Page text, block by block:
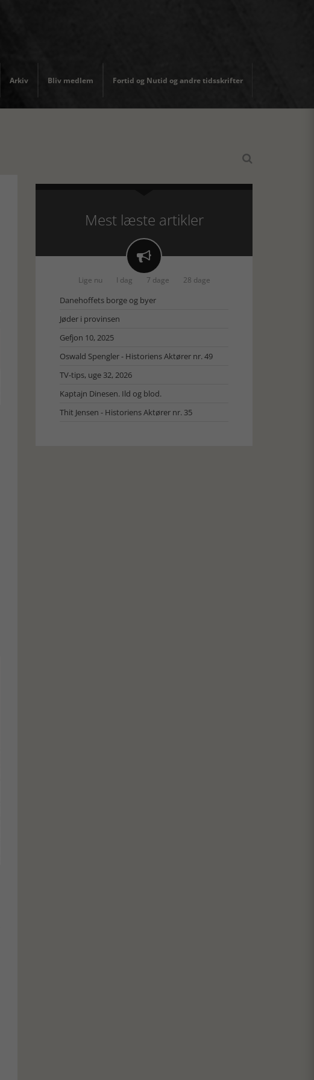
Arkiv Bliv medlem Fortid og Nutid og andre tidsskrifter

Mest læste artikler

Lige nu I dag 7 dage 28 dage
Danehoffets borge og byer
Jøder i provinsen
Gefjon 10, 2025
Oswald Spengler - Historiens Aktører nr. 49
TV-tips, uge 32, 2026
Kaptajn Dinesen. Ild og blod.
Thit Jensen - Historiens Aktører nr. 35